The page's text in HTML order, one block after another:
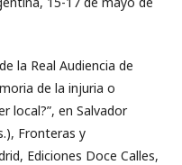
de la Real Audiencia de
de la injuria o
local?”, en Salvador
Fronteras y
Ediciones Doce Calles,